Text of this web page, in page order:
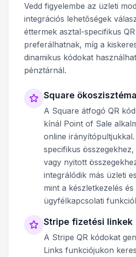
Vedd figyelembe az üzleti
integrációs lehetőségek
éttermek asztal-specifikus
preferálhatnak, míg a
dinamikus kódokat
pénztárnál.
Square ökoszisztéma
A Square átfogó QR
kínál Point of Sale
online irányítópultjukkal.
specifikus
vagy nyitott
integrálódik más üzleti
mint a készletkezelés és
ügyfélkapcsolati
Stripe fizetési linkek
A Stripe QR kódokat
Links funkciójukon